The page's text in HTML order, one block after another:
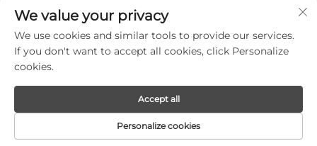
Tel.: +82-3180427370
Telefon: +86-15564344404
WhatsApp: +82-1022396668
Prawa autorskie © 2024 Mepro Medical Co.,Ltd.
We value your privacy
We use cookies and similar tools to provide our services.
If you don't want to accept all cookies, click Personalize
cookies.
Personalize cookies
Accept all